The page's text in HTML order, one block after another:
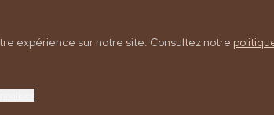
expérience sur notre site. Consultez notre